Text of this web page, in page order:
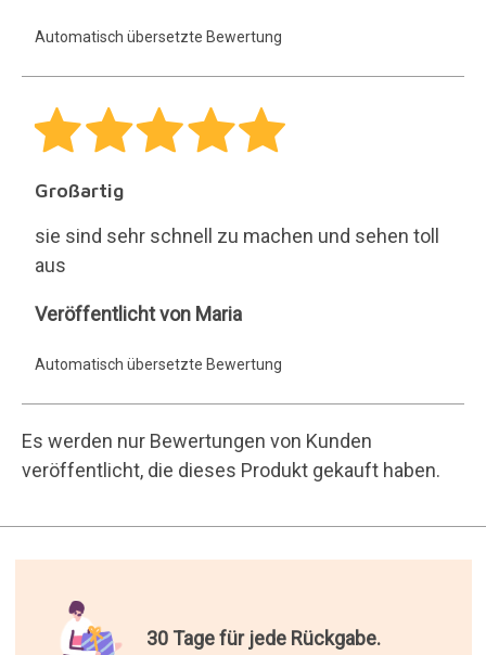
Automatisch übersetzte Bewertung
Großartig
sie sind sehr schnell zu machen und sehen toll
aus
Maria
Veröffentlicht von Maria
Automatisch übersetzte Bewertung
Es werden nur Bewertungen von Kunden
veröffentlicht, die dieses Produkt gekauft haben.
30 Tage für jede Rückgabe.